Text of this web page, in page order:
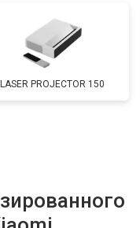
LASER PROJECTOR 150